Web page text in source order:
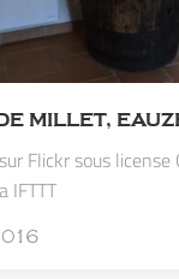
MILLET,
Flickr sous
IFTTT